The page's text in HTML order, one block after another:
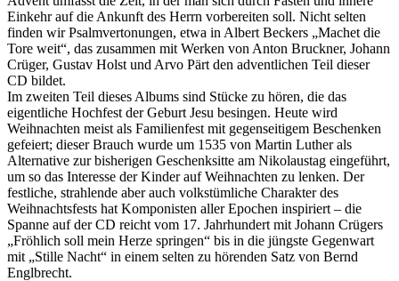
Einkehr auf die Ankunft des Herrn vorbereiten soll. Nicht selten
finden wir Psalmvertonungen, etwa in Albert Beckers „Machet die
Tore weit“, das zusammen mit Werken von Anton Bruckner, Johann
Crüger, Gustav Holst und Arvo Pärt den adventlichen Teil dieser
CD bildet.
Im zweiten Teil dieses Albums sind Stücke zu hören, die das
eigentliche Hochfest der Geburt Jesu besingen. Heute wird
Weihnachten meist als Familienfest mit gegenseitigem Beschenken
gefeiert; dieser Brauch wurde um 1535 von Martin Luther als
Alternative zur bisherigen Geschenksitte am Nikolaustag eingeführt,
um so das Interesse der Kinder auf Weihnachten zu lenken. Der
festliche, strahlende aber auch volkstümliche Charakter des
Weihnachtsfests hat Komponisten aller Epochen inspiriert – die
Spanne auf der CD reicht vom 17. Jahrhundert mit Johann Crügers
„Fröhlich soll mein Herze springen“ bis in die jüngste Gegenwart
mit „Stille Nacht“ in einem selten zu hörenden Satz von Bernd
Englbrecht.